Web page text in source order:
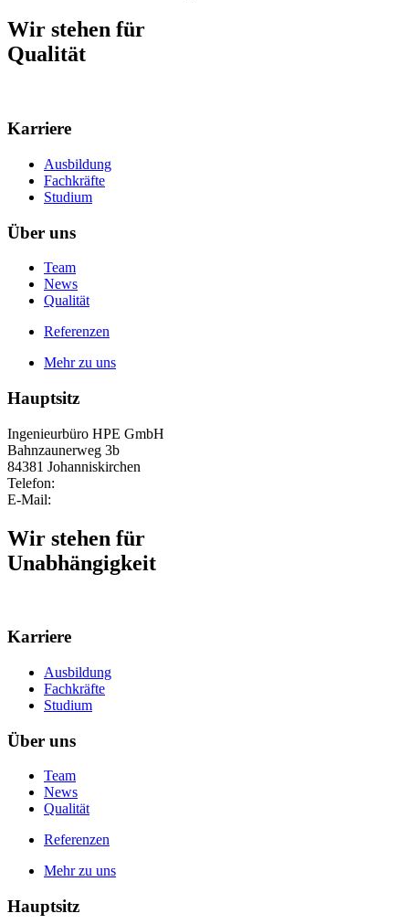
Wir stehen für
Verantwortung
Karriere
Ausbildung
Fachkräfte
Studium
Über uns
Team
News
Qualität
Referenzen
Mehr zu uns
Hauptsitz
Ingenieurbüro HPE GmbH
Bahnzaunerweg 3b
84381 Johanniskirchen
Telefon:
E-Mail:
Wir stehen für
Qualität
Karriere
Ausbildung
Fachkräfte
Studium
Über uns
Team
News
Qualität
Referenzen
Mehr zu uns
Hauptsitz